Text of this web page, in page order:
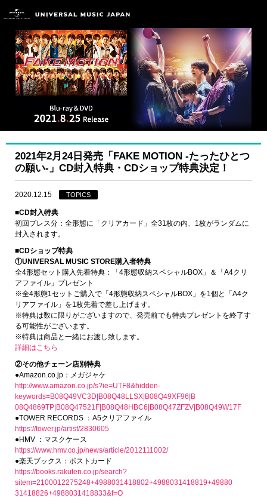
2021年2月24日発売「FAKE MOTION -たったひとつ
の願い-」CD封入特典・CDショップ特典決定！
2020.12.15 TOPICS
■CD封入特典
初回プレス分：全形態に「クリアカード」全31枚の内、1枚がランダムに
封入されます。
■CDショップ特典
①UNIVERSAL MUSIC STORE購入者特典
全4形態セット購入先着特典：「4形態収納スペシャルBOX」＆「A4クリ
アファイル」プレゼント
※全4形態1セットご購入で「4形態収納スペシャルBOX」を1個と「A4ク
リアファイル」を1枚先着で差し上げます。
※特典は数に限りがございますので、発売前でも特典プレゼントを終了す
る可能性がございます。
※特典は商品と一緒にお渡し致します。
詳細はこちら
②その他チェーン店別特典
●Amazon.co.jp：メガジャケ
http://www.amazon.co.jp/s?ie=UTF8&hidden-
keywords=B08Q49VC3D|B08Q48LLSX|B08Q49XF96|B
08Q4869TP|B08Q47521F|B08Q48HBC6|B08Q47ZFZV|B08Q49W17F
●TOWER RECORDS ：A5クリアファイル
https://tower.jp/artist/2830605
●HMV ：マスクケース
https://www.hmv.co.jp/news/article/2012111002/
●楽天ブックス：ポストカード
https://books.rakuten.co.jp/search?
sitem=2100012275248+4988031418802+4988031418819+49880
31418826+4988031418833&f=O